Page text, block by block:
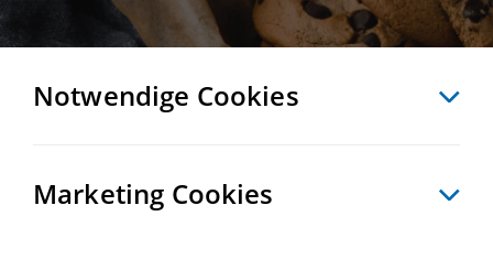
ZURÜCK MERKEN VERGLEICHEN
Notwendige Cookies
Marketing Cookies